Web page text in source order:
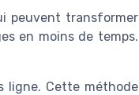
peuvent transformer
en moins de temps.
ligne. Cette méthode